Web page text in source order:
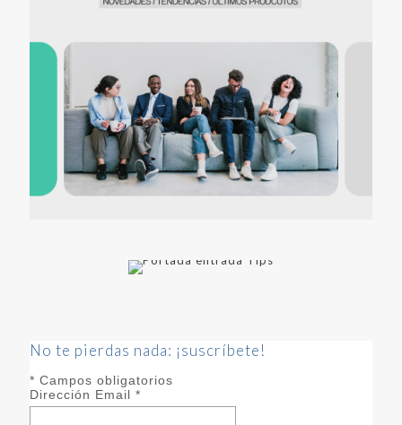
No te pierdas nada: ¡suscríbete!
* Campos obligatorios
Dirección Email *